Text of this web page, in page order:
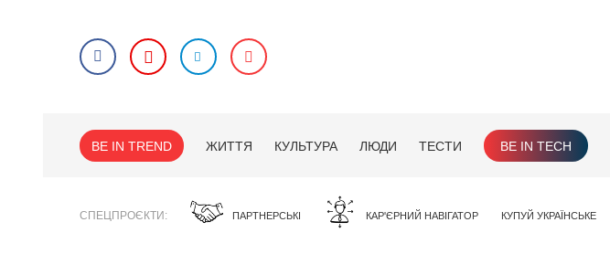
BE IN TREND ЖИТТЯ КУЛЬТУРА ЛЮДИ ТЕСТИ BE IN TECH
СПЕЦПРОЄКТИ ПАРТНЕРСЬКІ КАР'ЄРНИЙ НАВІГАТОР КУПУЙ УКРАЇНСЬКЕ